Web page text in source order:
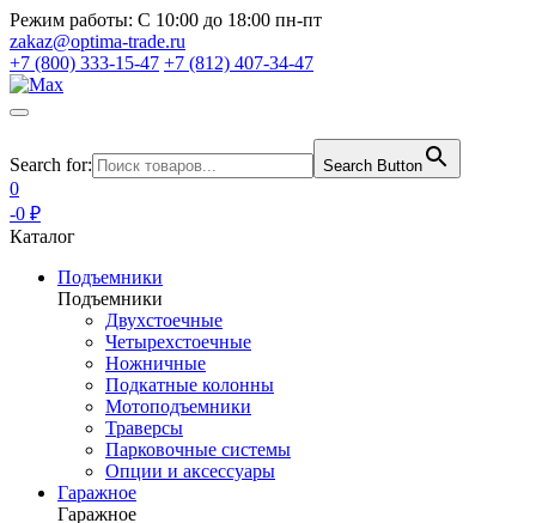
Режим работы: С 10:00 до 18:00 пн-пт
zakaz@optima-trade.ru
+7 (800) 333-15-47 +7 (812) 407-34-47
Search for: Search Button
0
-0 ₽
Каталог
Подъемники
Подъемники
Двухстоечные
Четырехстоечные
Ножничные
Подкатные колонны
Мотоподъемники
Траверсы
Парковочные системы
Опции и аксессуары
Гаражное
Гаражное